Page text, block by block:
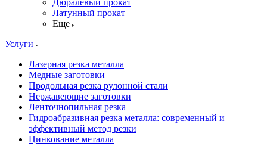
Дюралевый прокат
Латунный прокат
Еще
Услуги
Лазерная резка металла
Медные заготовки
Продольная резка рулонной стали
Нержавеющие заготовки
Ленточнопильная резка
Гидроабразивная резка металла: современный и
эффективный метод резки
Цинкование металла